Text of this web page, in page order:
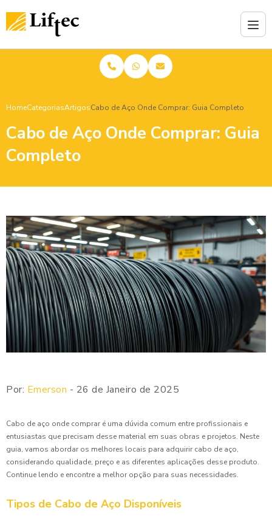
HomeCategoriasArtigosCabo de Aço Onde Comprar: Guia Completo
Cabo de Aço Onde Comprar: Guia
Completo
Por: Emerson - 26 de Janeiro de 2025
Cabo de aço onde comprar é uma dúvida comum entre profissionais e
entusiastas que precisam desse material em suas obras e projetos. Neste
guia, vamos abordar os melhores locais para adquirir cabo de aço,
considerando qualidade, preço e as diferentes aplicações desse produto.
Continue lendo e encontre a melhor opção para suas necessidades.
Tipos de Cabo de Aço Disponíveis